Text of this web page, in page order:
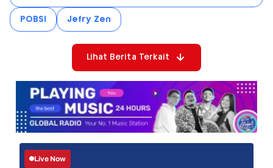
POBSI Jefry Zen
Lihat Berita Terkait
Live Now